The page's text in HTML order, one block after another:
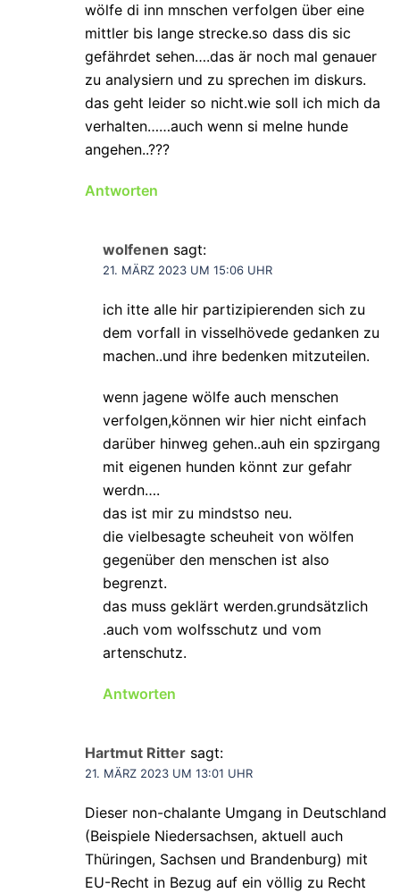
wölfe di inn mnschen verfolgen über eine
mittler bis lange strecke.so dass dis sic
gefährdet sehen….das är noch mal genauer
zu analysiern und zu sprechen im diskurs.
das geht leider so nicht.wie soll ich mich da
verhalten……auch wenn si meIne hunde
angehen..???
Antworten
wolfenen sagt:
21. MÄRZ 2023 UM 15:06 UHR
ich itte alle hir partizipierenden sich zu
dem vorfall in visselhövede gedanken zu
machen..und ihre bedenken mitzuteilen.
wenn jagene wölfe auch menschen
verfolgen,können wir hier nicht einfach
darüber hinweg gehen..auh ein spzirgang
mit eigenen hunden könnt zur gefahr
werdn….
das ist mir zu mindstso neu.
die vielbesagte scheuheit von wölfen
gegenüber den menschen ist also
begrenzt.
das muss geklärt werden.grundsätzlich
.auch vom wolfsschutz und vom
artenschutz.
Antworten
Hartmut Ritter sagt:
21. MÄRZ 2023 UM 13:01 UHR
Dieser non-chalante Umgang in Deutschland
(Beispiele Niedersachsen, aktuell auch
Thüringen, Sachsen und Brandenburg) mit
EU-Recht in Bezug auf ein völlig zu Recht